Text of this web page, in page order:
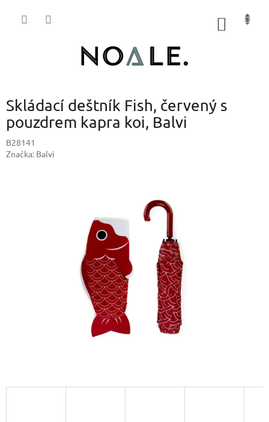
Skládací deštník Fish, červený s
pouzdrem kapra koi, Balvi
B28141
Značka: Balvi